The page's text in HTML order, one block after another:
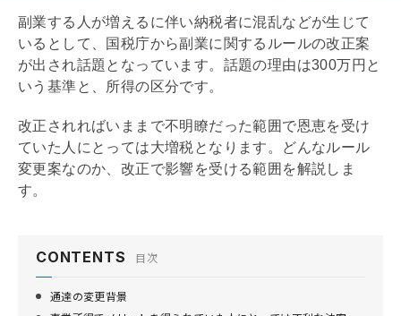
副業する人が増えるに伴い納税者に混乱などが生じて
いるとして、国税庁から副業に関するルールの改正案
が出され話題となっています。話題の理由は300万円と
いう基準と、所得の区分です。
改正されればいままで不明瞭だった範囲で恩恵を受け
ていた人にとっては大増税となります。どんなルール
変更案なのか、改正で影響を受ける範囲を解説しま
す。
CONTENTS 目次
通達の変更背景